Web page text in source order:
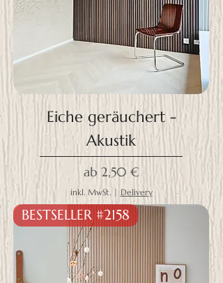
Eiche geräuchert -
Akustik
ab 2,50 €
Sale-Preis
inkl. MwSt.| Delivery
BESTSELLER #2158